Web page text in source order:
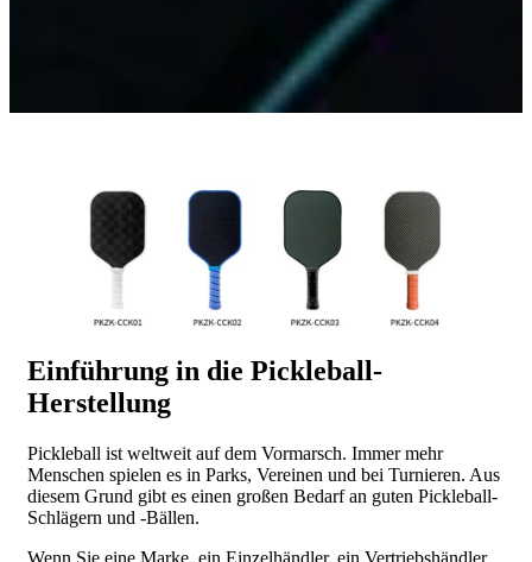
Einführung in die Pickleball-
Herstellung
Pickleball ist weltweit auf dem Vormarsch. Immer mehr
Menschen spielen es in Parks, Vereinen und bei Turnieren. Aus
diesem Grund gibt es einen großen Bedarf an guten Pickleball-
Schlägern und -Bällen.
Wenn Sie eine Marke, ein Einzelhändler, ein Vertriebshändler